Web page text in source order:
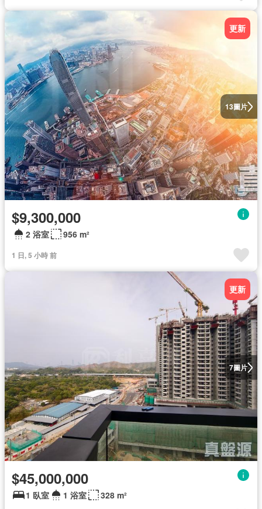
13圖片
更新
$9,300,000
2 浴室 956 m²
1 日, 5 小時 前
7圖片
更新
$45,000,000
1 臥室 1 浴室 328 m²